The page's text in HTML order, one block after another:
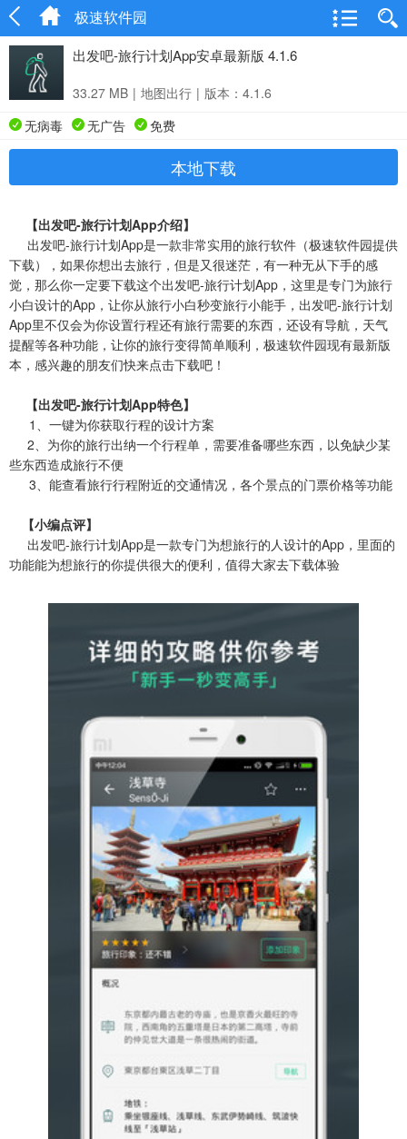
极速软件园
出发吧-旅行计划App安卓最新版 4.1.6
33.27 MB | 地图出行 | 版本：4.1.6
无病毒
无广告 免费
本地下载
【出发吧-旅行计划App介绍】
出发吧-旅行计划App是一款非常实用的旅行软件（极速软件园提供
下载），如果你想出去旅行，但是又很迷茫，有一种无从下手的感
觉，那么你一定要下载这个出发吧-旅行计划App，这里是专门为旅行
小白设计的App，让你从旅行小白秒变旅行小能手，出发吧-旅行计划
App里不仅会为你设置行程还有旅行需要的东西，还设有导航，天气
提醒等各种功能，让你的旅行变得简单顺利，极速软件园现有最新版
本，感兴趣的朋友们快来点击下载吧！
【出发吧-旅行计划App特色】
1、一键为你获取行程的设计方案
2、为你的旅行出纳一个行程单，需要准备哪些东西，以免缺少某
些东西造成旅行不便
3、能查看旅行行程附近的交通情况，各个景点的门票价格等功能
【小编点评】
出发吧-旅行计划App是一款专门为想旅行的人设计的App，里面的
功能能为想旅行的你提供很大的便利，值得大家去下载体验